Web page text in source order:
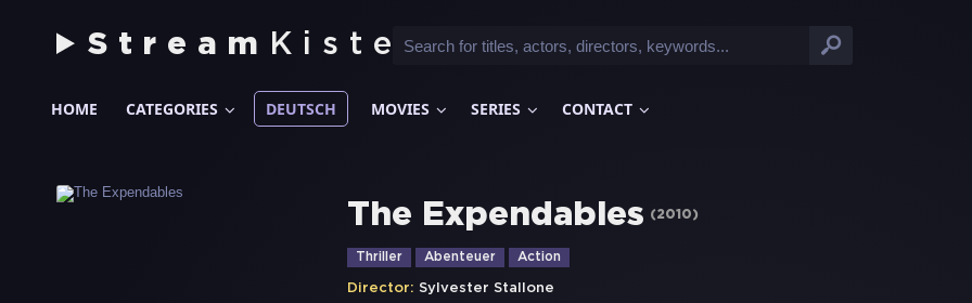
Stream Kiste
HOME CATEGORIES DEUTSCH MOVIES SERIES CONTACT
The Expendables (2010)
Thriller Abenteuer Action
Director: Sylvester Stallone